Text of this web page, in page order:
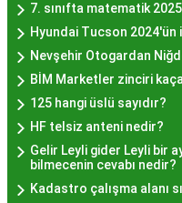
tatları sevenler için
Eyüp gibi tarihi
Lokması deneyimi
Beyoğlu, Kadıköy, ve
semtlerde de bu
Hayır
İstanbul'da
7. sınıfta matematik
Hyundai Tucson 2024'ün
Nevşehir Otogardan
BİM Marketler zinciri
125 hangi üslü sayıdır?
HF telsiz anteni nedir?
Gelir Leyli gider Leyli bir
bilmecenin cevabı nedir?
Kadastro çalışma alanı